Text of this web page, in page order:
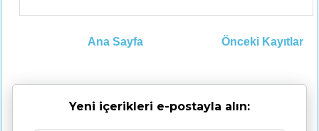
Önceki Kayıtlar
Ana Sayfa
Yeni içerikleri e-postayla alın: